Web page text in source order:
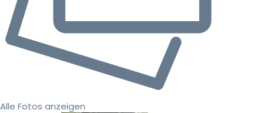
Alle Fotos anzeigen